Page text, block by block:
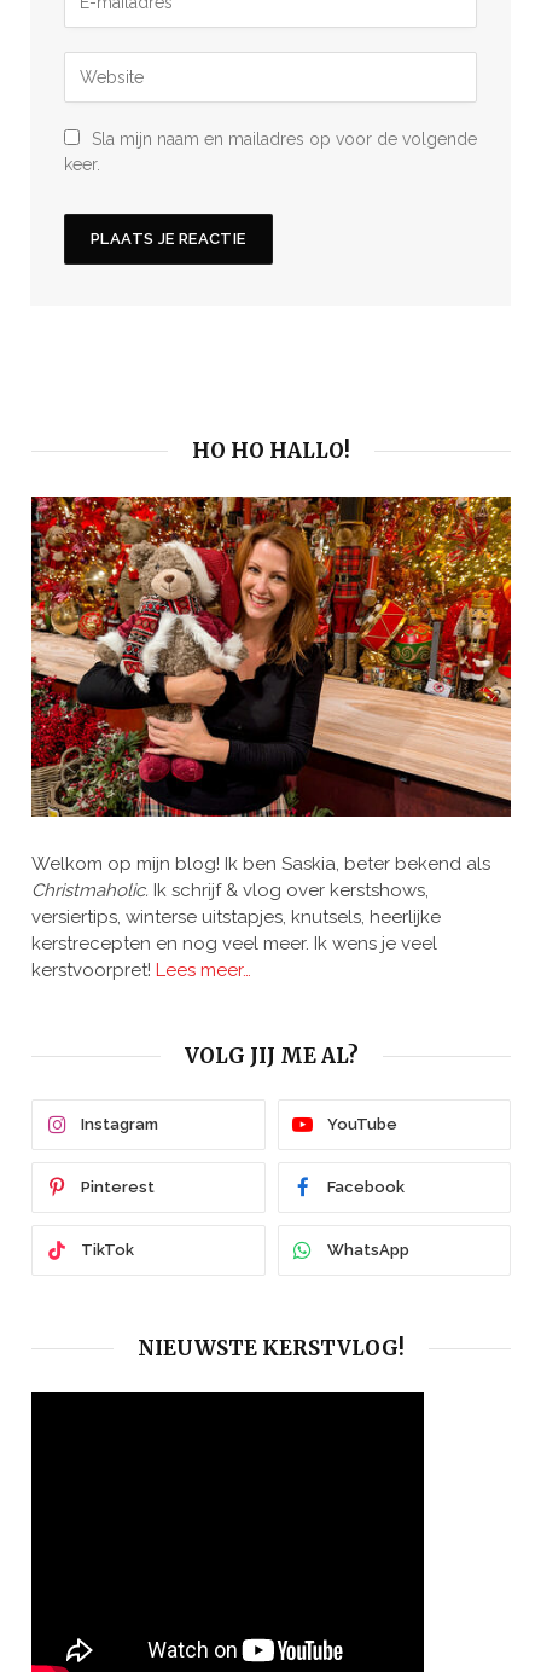
Sla mijn naam en mailadres op voor de volgende
keer.
HO HO HALLO!
Welkom op mijn blog! Ik ben Saskia, beter bekend als
Christmaholic. Ik schrijf & vlog over kerstshows,
versiertips, winterse uitstapjes, knutsels, heerlijke
kerstrecepten en nog veel meer. Ik wens je veel
kerstvoorpret! Lees meer…
VOLG JIJ ME AL?
Instagram YouTube
Pinterest Facebook
TikTok WhatsApp
NIEUWSTE KERSTVLOG!